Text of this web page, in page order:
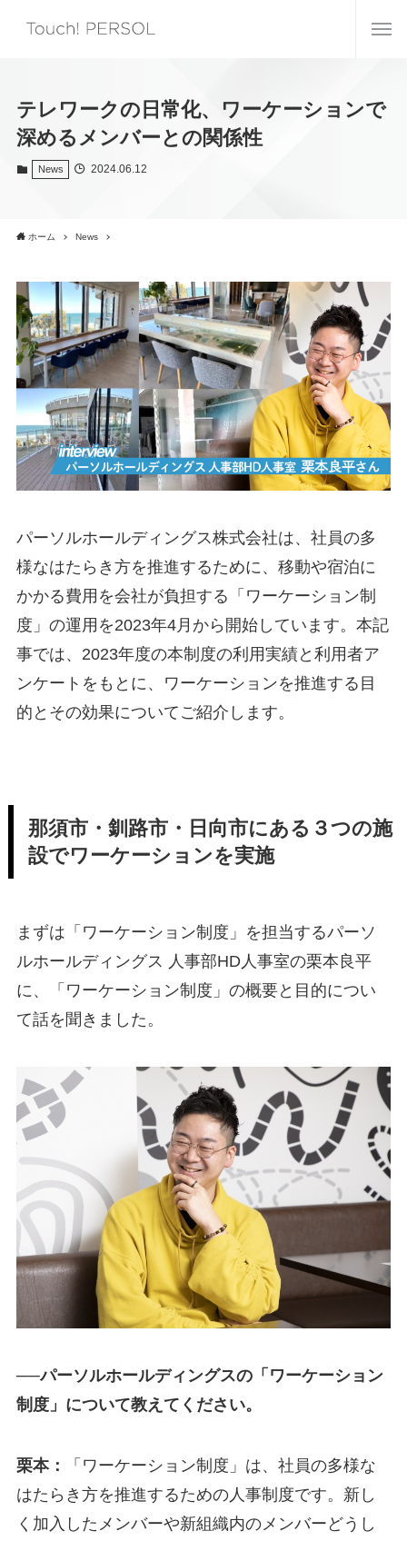
テレワークの日常化、ワーケーションで
深めるメンバーとの関係性
News 2024.06.12
ホーム News
パーソルホールディングス株式会社は、社員の多
様なはたらき方を推進するために、移動や宿泊に
かかる費用を会社が負担する「ワーケーション制
度」の運用を2023年4月から開始しています。本記
事では、2023年度の本制度の利用実績と利用者ア
ンケートをもとに、ワーケーションを推進する目
的とその効果についてご紹介します。
那須市・釧路市・日向市にある３つの施
設でワーケーションを実施
まずは「ワーケーション制度」を担当するパーソ
ルホールディングス 人事部HD人事室の栗本良平
に、「ワーケーション制度」の概要と目的につい
て話を聞きました。
──パーソルホールディングスの「ワーケーション
制度」について教えてください。
栗本：
「ワーケーション制度」は、社員の多様な
はたらき方を推進するための人事制度です。新し
く加入したメンバーや新組織内のメンバーどうし